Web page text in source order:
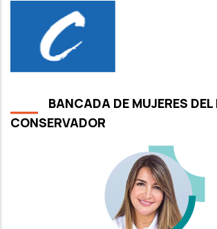
BANCADA DE MUJERES
CONSERVADOR